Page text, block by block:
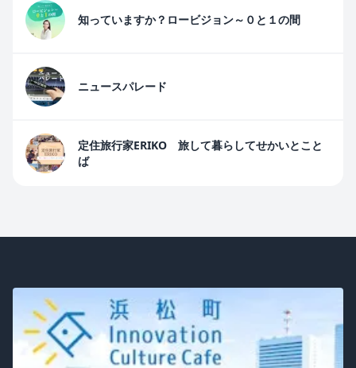
知っていますか？ロービジョン～０と１の間
ニュースパレード
定住旅行家ERIKO 旅して暮らしてせかいとこと
ば